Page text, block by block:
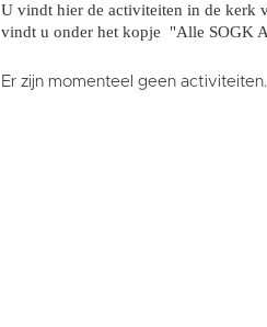
U vindt hier de activiteiten in de kerk
vindt u onder het kopje "Alle SOGK
Er zijn momenteel geen activiteiten.